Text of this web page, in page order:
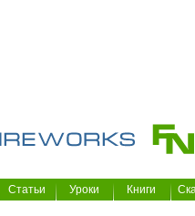
Статьи Уроки Книги